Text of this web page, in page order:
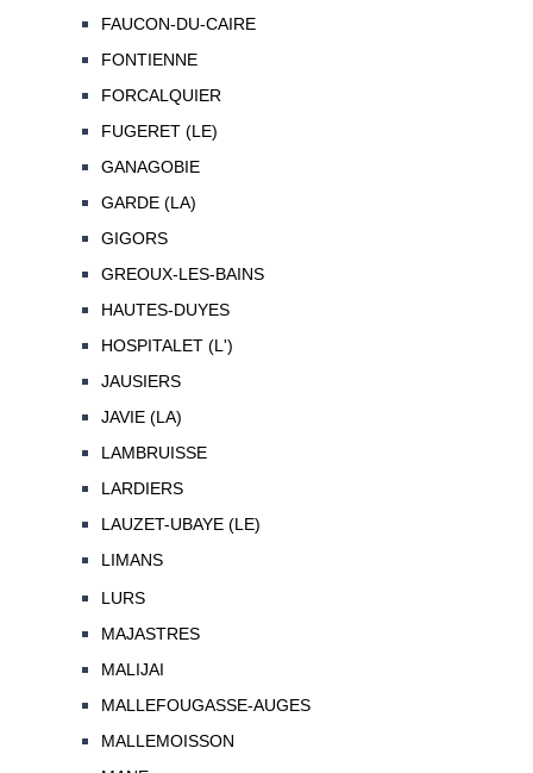
FAUCON-DU-CAIRE
FONTIENNE
FORCALQUIER
FUGERET (LE)
GANAGOBIE
GARDE (LA)
GIGORS
GREOUX-LES-BAINS
HAUTES-DUYES
HOSPITALET (L')
JAUSIERS
JAVIE (LA)
LAMBRUISSE
LARDIERS
LAUZET-UBAYE (LE)
LIMANS
LURS
MAJASTRES
MALIJAI
MALLEFOUGASSE-AUGES
MALLEMOISSON